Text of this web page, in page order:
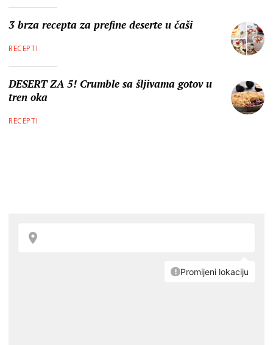
3 brza recepta za prefine deserte u čaši
RECEPTI
DESERT ZA 5! Crumble sa šljivama gotov u
tren oka
RECEPTI